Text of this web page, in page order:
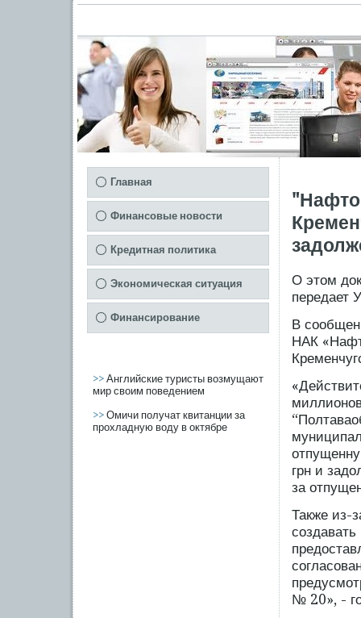
Главная
Финансовые новости
Кредитная политика
Экономическая ситуация
Финансирование
>> Английские туристы возмущают
мир своим поведением
>> Омичи получат квитанции за
прохладную воду в октябре
О этом
передает
В
НАК
грн и
за
Также из-
№ 20», -